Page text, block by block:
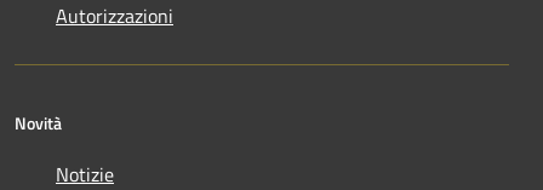
Autorizzazioni
Novità
Notizie